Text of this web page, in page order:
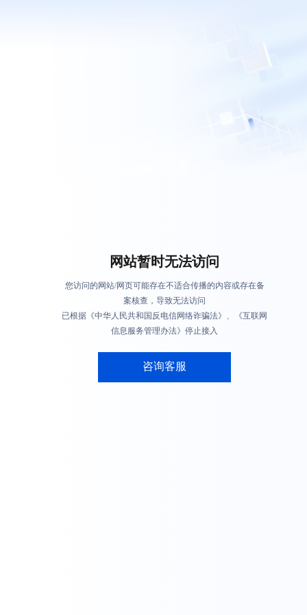
网站暂时无法访问
您访问的网站/网页可能存在不适合传播的内容或存在备
案核查，导致无法访问
已根据《中华人民共和国反电信网络诈骗法》、《互联网
信息服务管理办法》停止接入
咨询客服